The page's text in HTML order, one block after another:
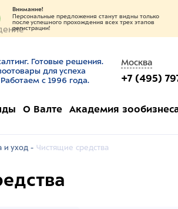
Внимание!
Персональные предложения станут видны только
после успешного прохождения всех трех этапов
регистрации!
Готовые решения.
для успеха
с 1996 года.
Москва
+7 (495)
О Валте Академия
и уход - Чистящие средства